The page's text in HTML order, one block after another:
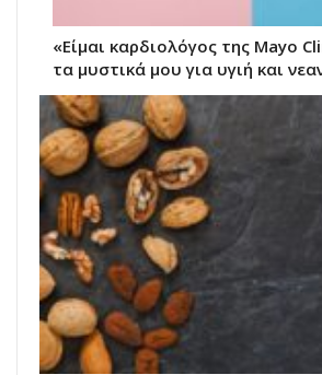
«Είμαι καρδιολόγος της Mayo
τα μυστικά μου για υγιή και